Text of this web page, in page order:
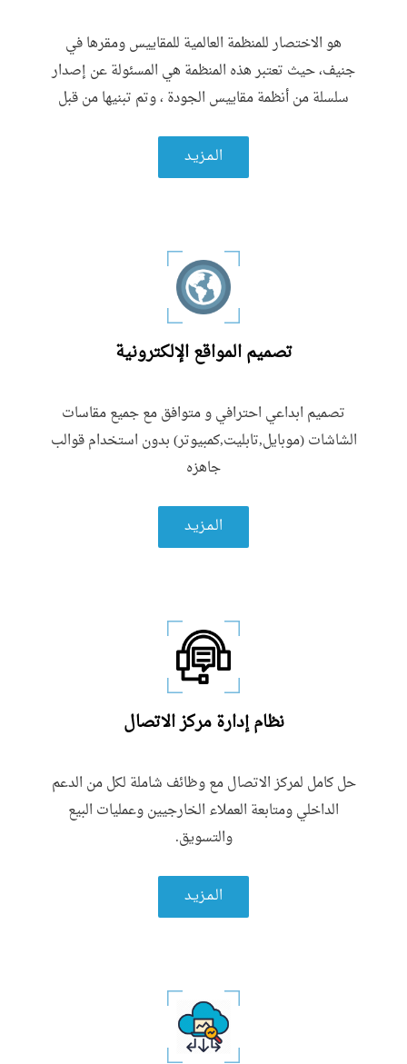
هو الاختصار للمنظمة العالمية للمقاييس ومقرها في
جنيف، حيث تعتبر هذه المنظمة هي المسئولة عن إصدار
سلسلة من أنظمة مقاييس الجودة ، وتم تبنيها من قبل
الـمـزيـد
تصميم المواقع الإلكترونية
تصميم ابداعي احترافي و متوافق مع جميع مقاسات
الشاشات (موبايل,تابليت,كمبيوتر) بدون استخدام قوالب
جاهزه
الـمـزيـد
نظام إدارة مركز الاتصال
حل كامل لمركز الاتصال مع وظائف شاملة لكل من الدعم
الداخلي ومتابعة العملاء الخارجيين وعمليات البيع
والتسويق.
الـمـزيـد